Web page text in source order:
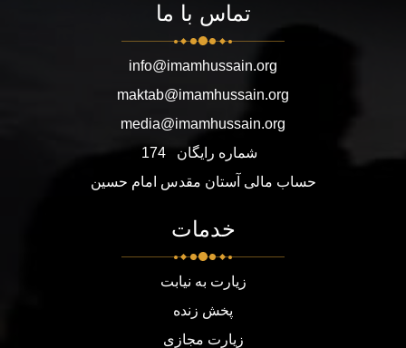
تماس با ما
info@imamhussain.org
maktab@imamhussain.org
media@imamhussain.org
شماره رایگان
174
حساب مالی آستان مقدس امام حسین
خدمات
زیارت به نیابت
پخش زنده
زیارت مجازی